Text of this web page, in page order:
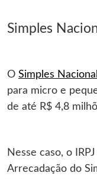
Simples
O Simples Nacional
para micro e
de até R$ 4,8
Nesse caso, o
Arrecadação do